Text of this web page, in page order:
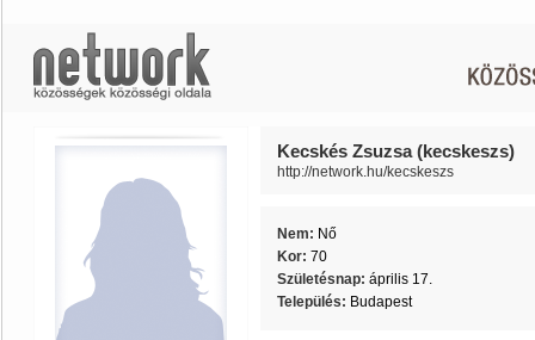
Kecskés Zsuzsa (kecskeszs)
http://network.hu/kecskeszs
Nem: Nő
Kor: 70
Születésnap: április 17.
Település: Budapest